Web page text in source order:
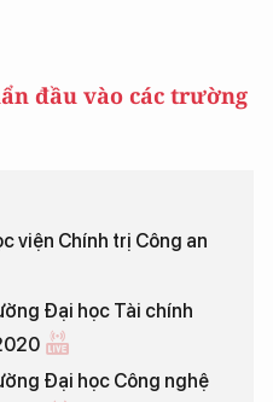
đầu vào các trường
viện Chính trị Công an
Đại học Tài chính
Đại học Công nghệ